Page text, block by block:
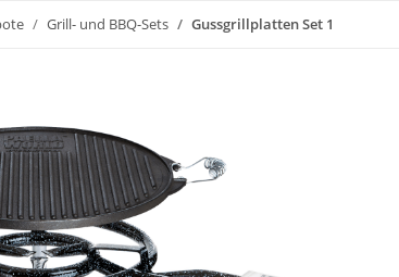
Grill- und BBQ-Sets Gussgrillplatten Set 1